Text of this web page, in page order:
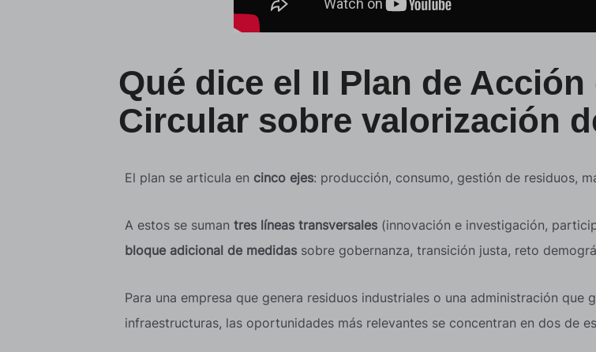
Qué dice el II Plan de
Circular sobre valorización
El plan se articula en cinco ejes: producción, consumo, gestión de residuos,
A estos se suman tres líneas transversales (innovación e investigación,
bloque adicional de medidas sobre gobernanza, transición justa, reto
Para una empresa que genera residuos industriales o una administración que
infraestructuras, las oportunidades más relevantes se concentran en dos de